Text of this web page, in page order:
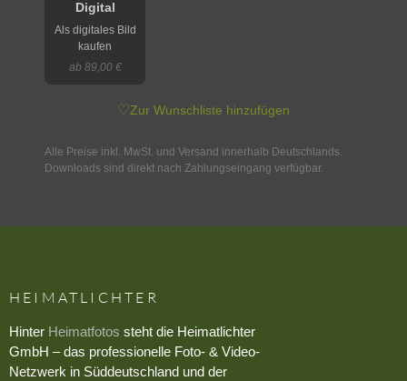
Digital
Als digitales Bild
kaufen
ab 89,00 €
♡Zur Wunschliste hinzufügen
Alle Preise inkl. MwSt. und Versand innerhalb Deutschlands.
Downloads sind direkt nach Zahlungseingang verfügbar.
HEIMATLICHTER
Hinter Heimatfotos steht die Heimatlichter
GmbH – das professionelle Foto- & Video-
Netzwerk in Süddeutschland und der